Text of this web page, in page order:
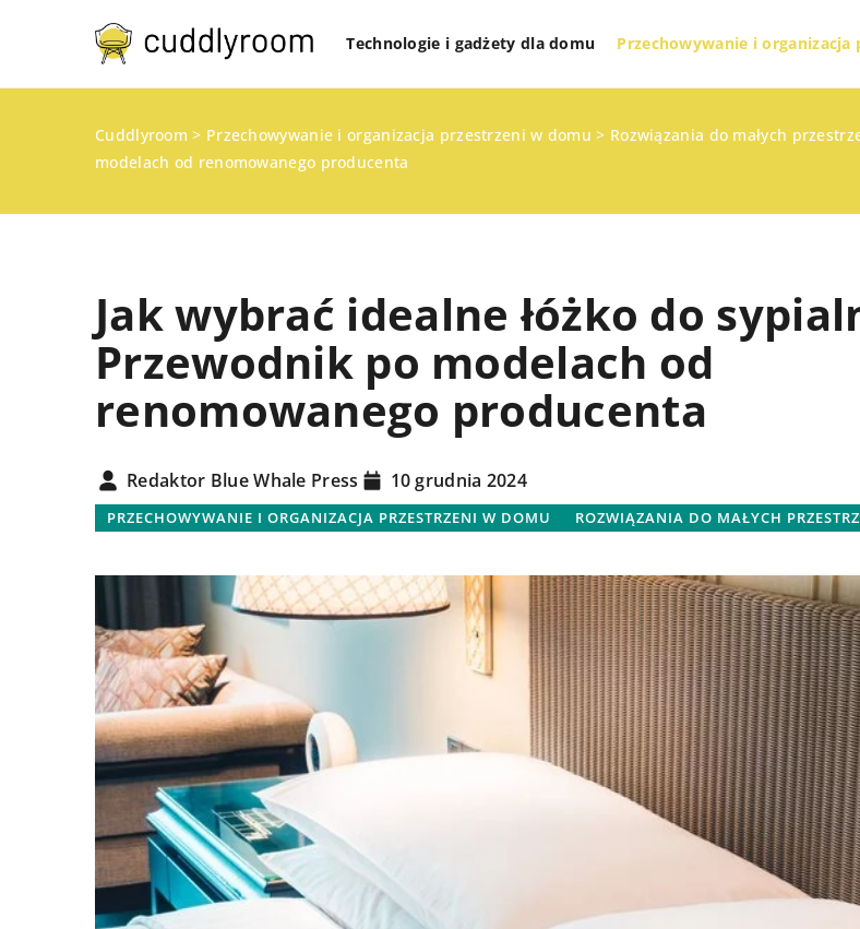
Technologie i gadżety dla domu Przechowywanie i
Cuddlyroom > Przechowywanie i organizacja przestrzeni w domu > Rozwiązania do małych
modelach od renomowanego producenta
Jak wybrać idealne łóżko do
Przewodnik po modelach od
renomowanego producenta
Redaktor Blue Whale Press 10 grudnia 2024
PRZECHOWYWANIE I ORGANIZACJA PRZESTRZENI W DOMU ROZWIĄZANIA DO MAŁYCH
TECHNOLOGIE I GADŻETY DLA DOMU
ZDROWY DOM
18 października 2025
Zalety ogrzewania na podczerwień
dla zdrowego i ekologicznego domu
Odkryj, dlaczego ogrzewanie na
podczerwień to zdrowa i ekologiczna
grzewczych. Dowiedz się, jak
poprawia jakość powietrza w domu i
przyczynia się do oszczędności
energii.
INNE
19 czerwca 2024
Poradnik wyboru
twojego domu i
Odkryj, jak wybrać
swojego domu i
poradnik pomoże Ci
która spełni Twoje
będzie pasować do